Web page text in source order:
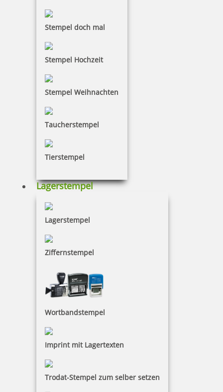
Stempel doch mal
Stempel Hochzeit
Stempel Weihnachten
Taucherstempel
Tierstempel
Lagerstempel
Lagerstempel
Ziffernstempel
Wortbandstempel
Imprint mit Lagertexten
Trodat-Stempel zum selber setzen
Colop WOODIES Exotische Tiere Set mit 12 Holzstempeln
Colop WOODIES Stempelkissen Display
94,46 €